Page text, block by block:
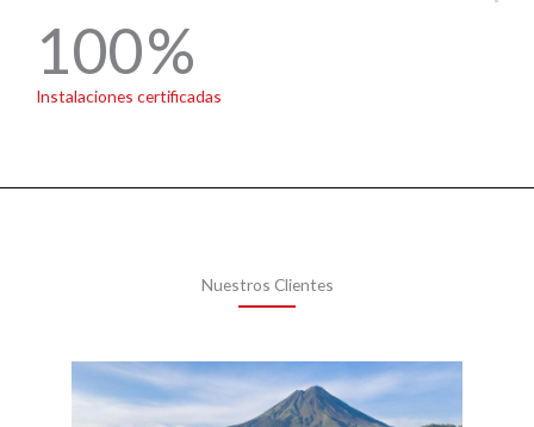
100
Instalaciones certificadas
Nuestros Clientes